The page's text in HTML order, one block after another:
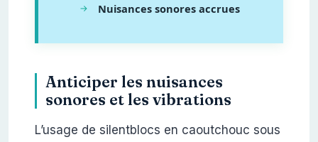
Nuisances sonores accrues
Anticiper les nuisances
sonores et les vibrations
L’usage de silentblocs en caoutchouc sous